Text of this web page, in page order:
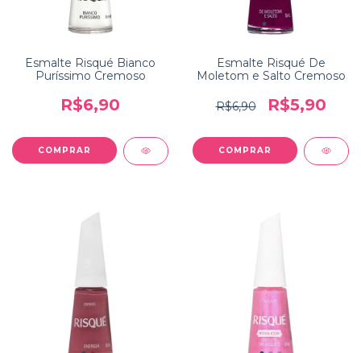
Esmalte Risqué Bianco
Puríssimo Cremoso
R$6,90
Esmalte Risqué De
Moletom e Salto Cremoso
R$6,90 R$5,90